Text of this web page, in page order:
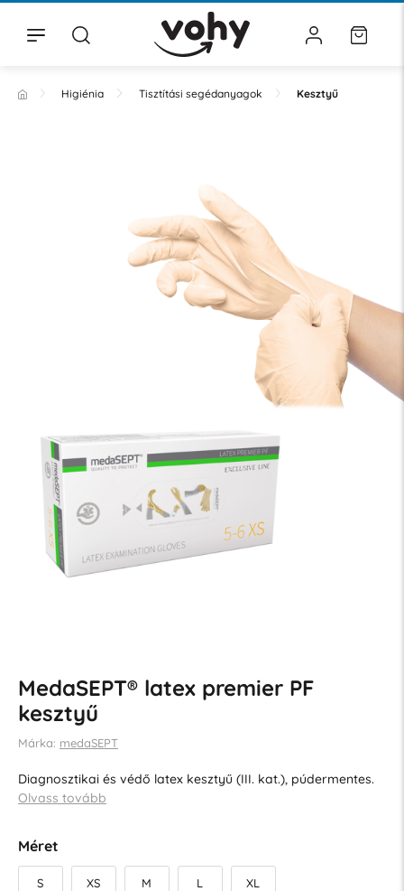
Higiénia Tisztítási segédanyagok Kesztyű
MedaSEPT® latex premier PF
kesztyű
Márka: medaSEPT
Diagnosztikai és védő latex kesztyű (III. kat.), púdermentes.
Olvass tovább
Méret
S XS M L XL